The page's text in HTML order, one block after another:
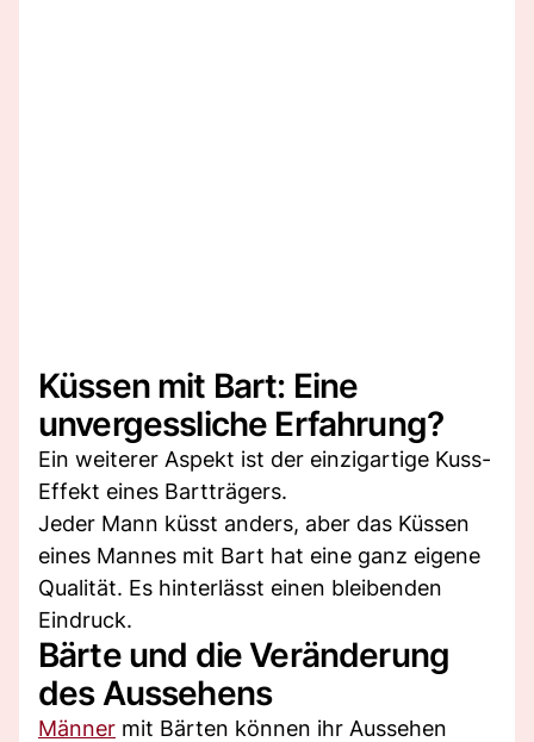
Küssen mit Bart: Eine
unvergessliche Erfahrung?
Ein weiterer Aspekt ist der einzigartige Kuss-
Effekt eines Bartträgers.
Jeder Mann küsst anders, aber das Küssen
eines Mannes mit Bart hat eine ganz eigene
Qualität. Es hinterlässt einen bleibenden
Eindruck.
Bärte und die Veränderung
des Aussehens
Männer mit Bärten können ihr Aussehen